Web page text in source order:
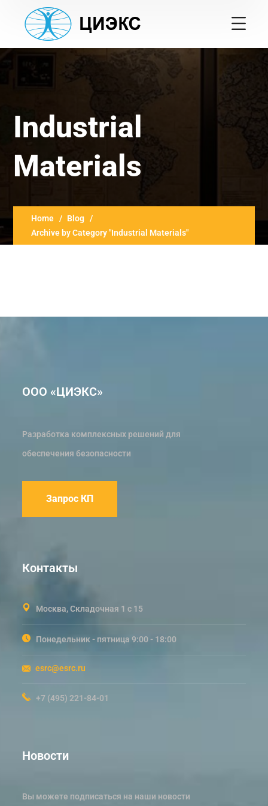
Industrial
Materials
Home
Blog
Archive by Category "Industrial Materials"
ООО «ЦИЭКС»
Разработка комплексных решений для
обеспечения безопасности
Запрос КП
Контакты
Москва, Складочная 1 с 15
Понедельник - пятница 9:00 - 18:00
esrc@esrc.ru
+7 (495) 221-84-01
Новости
Вы можете подписаться на наши новости